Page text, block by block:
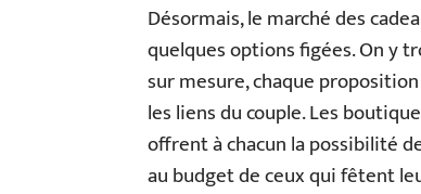
Désormais, le marché des
quelques options figées. On y
sur mesure, chaque
les liens du couple. Les
offrent à chacun la possibilité
au budget de ceux qui fêtent